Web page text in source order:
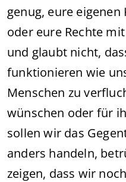
genug, eure
oder eure Rechte
und glaubt nicht,
funktionieren wie
Menschen zu
wünschen oder für
sollen wir das
anders handeln,
zeigen, dass wir